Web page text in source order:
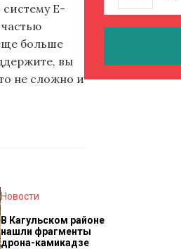
E-
больше
вы
не сложно и
Новости
В Кагульском районе
нашли фрагменты
дрона-камикадзе